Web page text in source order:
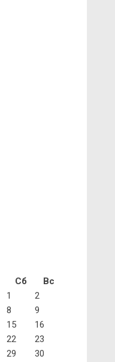
Сб
Вс
1
2
8
9
15
16
22
23
29
30